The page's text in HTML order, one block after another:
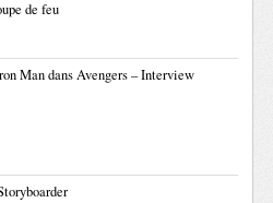
de feu
Man dans Avengers – Interview